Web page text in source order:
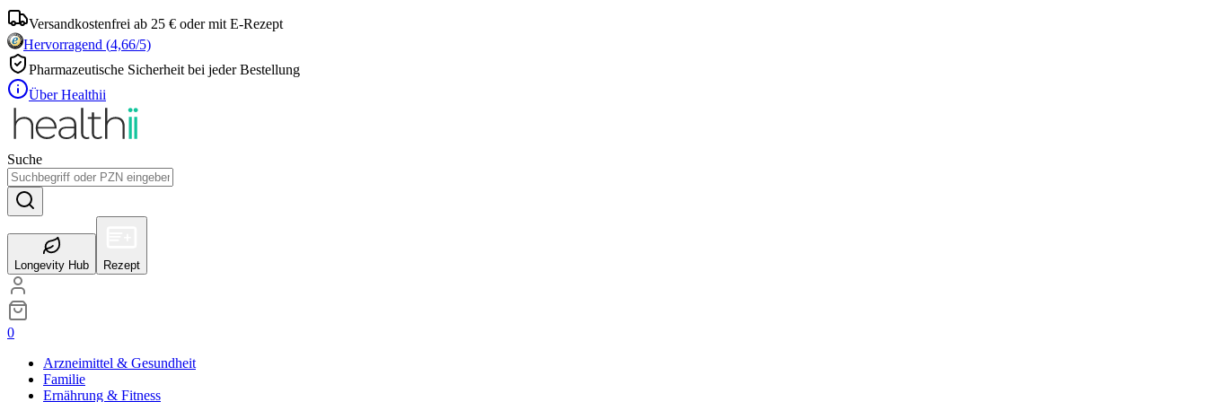
Versandkostenfrei ab 25 € oder mit E-Rezept
Hervorragend (4,66/5)
Pharmazeutische Sicherheit bei jeder Bestellung
Über Healthii
Suche
Longevity Hub Rezept
0
Arzneimittel & Gesundheit
Familie
Ernährung & Fitness